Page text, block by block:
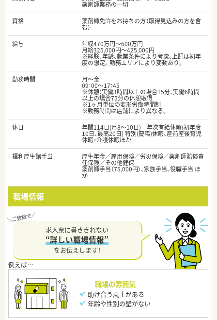
薬剤師業務の一切
資格
薬剤師免許をお持ちの方（取得見込みの方を含
む）
給与
年収470万円～600万円
月給325,000円～425,000円
※経験、年齢、就業条件により考慮、上記は初年
度の想定。勤務エリアにより変動あり。
勤務時間
月～金
09：00～17：45
※休憩：実働3時間以上の場合15分、実働6時間
以上の場合75分の休憩取得
※1ヶ月単位の変形労働時間制
※勤務時間は店舗により異なる。
休日
年間114日(月8～10日) 年次有給休暇(初年度
10日、最高20日) 特別(慶弔)休暇、産前産後育児
休暇・介護休暇ほか
福利厚生諸手当
厚生年金／雇用保険／労災保険／薬剤師賠償責
任保険／その他健保
薬剤師手当（75,000円）、家族手当、役職手当 ほ
か
職場情報
求人票に書ききれない
“詳しい職場情報”
をお伝えします！
職場の雰囲気
助け合う風土がある
年齢や性別の壁がない